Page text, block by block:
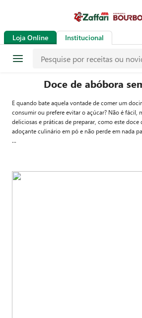
Loja Online Institucional
Doce de abóbora
E quando bate aquela vontade de comer um
consumir ou prefere evitar o açúcar? Não é fácil,
deliciosas e práticas de preparar, como este
adoçante culinário em pó e não perde em nada
Você pode fazer no formato mais popular, em
resultado com ainda mais textura e sabor.